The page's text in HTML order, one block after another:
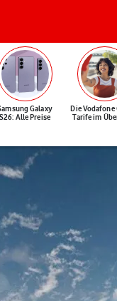
Galaxy
S26: Alle Preise
Die Vodafone
Tarife im